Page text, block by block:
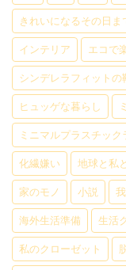
きれいになるその日ま
インテリア エコで
シンデレラフィットの
ヒュッゲな暮らし
ミニマルプラスチッ
化繊嫌い 地球と私
家のモノ 小説
海外生活準備 生活
私のクローゼット